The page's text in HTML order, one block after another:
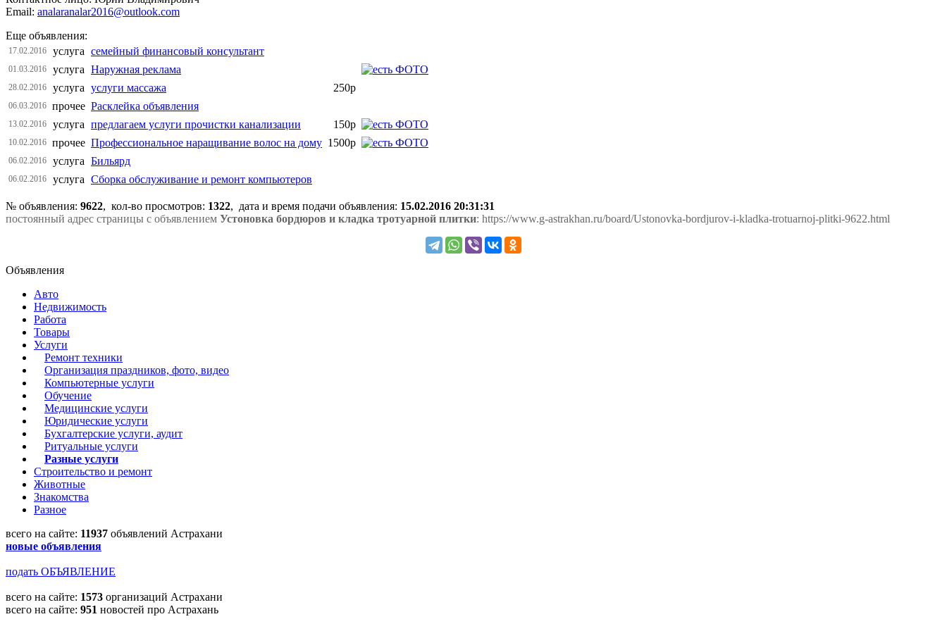
Email: analaranalar2016@outlook.com
Еще объявления:
17.02.2016 услуга семейный финансовый консультант
01.03.2016 услуга Наружная реклама
28.02.2016 услуга услуги массажа 250р
06.03.2016 прочее Расклейка объявления
13.02.2016 услуга предлагаем услуги прочистки канализации 150р
10.02.2016 прочее Профессиональное наращивание волос на дому 1500р
06.02.2016 услуга Бильярд
06.02.2016 услуга Сборка обслуживание и ремонт компьютеров
№ объявления: 9622, кол-во просмотров: 1322, дата и время подачи объявления: 15.02.2016 20:31:31
постоянный адрес страницы с объявлением Устоновка бордюров и кладка тротуарной плитки: https://www.g-astrakhan.ru/board/Ustonovka-bordjurov-i-kladka-trotuarnoj-plitki-9622.html
Объявления
Авто
Недвижимость
Работа
Товары
Услуги
Ремонт техники
Организация праздников, фото, видео
Компьютерные услуги
Обучение
Медицинские услуги
Юридические услуги
Бухгалтерские услуги, аудит
Ритуальные услуги
Разные услуги
Строительство и ремонт
Животные
Знакомства
Разное
всего на сайте: 11937 объявлений Астрахани
новые объявления
подать ОБЪЯВЛЕНИЕ
всего на сайте: 1573 организаций Астрахани
всего на сайте: 951 новостей про Астрахань